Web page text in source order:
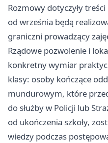
Rozmowy dotyczyły
od września będą
graniczni prowadzący
Rządowe pozwolenie i
konkretny wymiar
klasy: osoby kończące
mundurowym, które
do służby w Policji lub
od ukończenia szkoły,
wiedzy podczas